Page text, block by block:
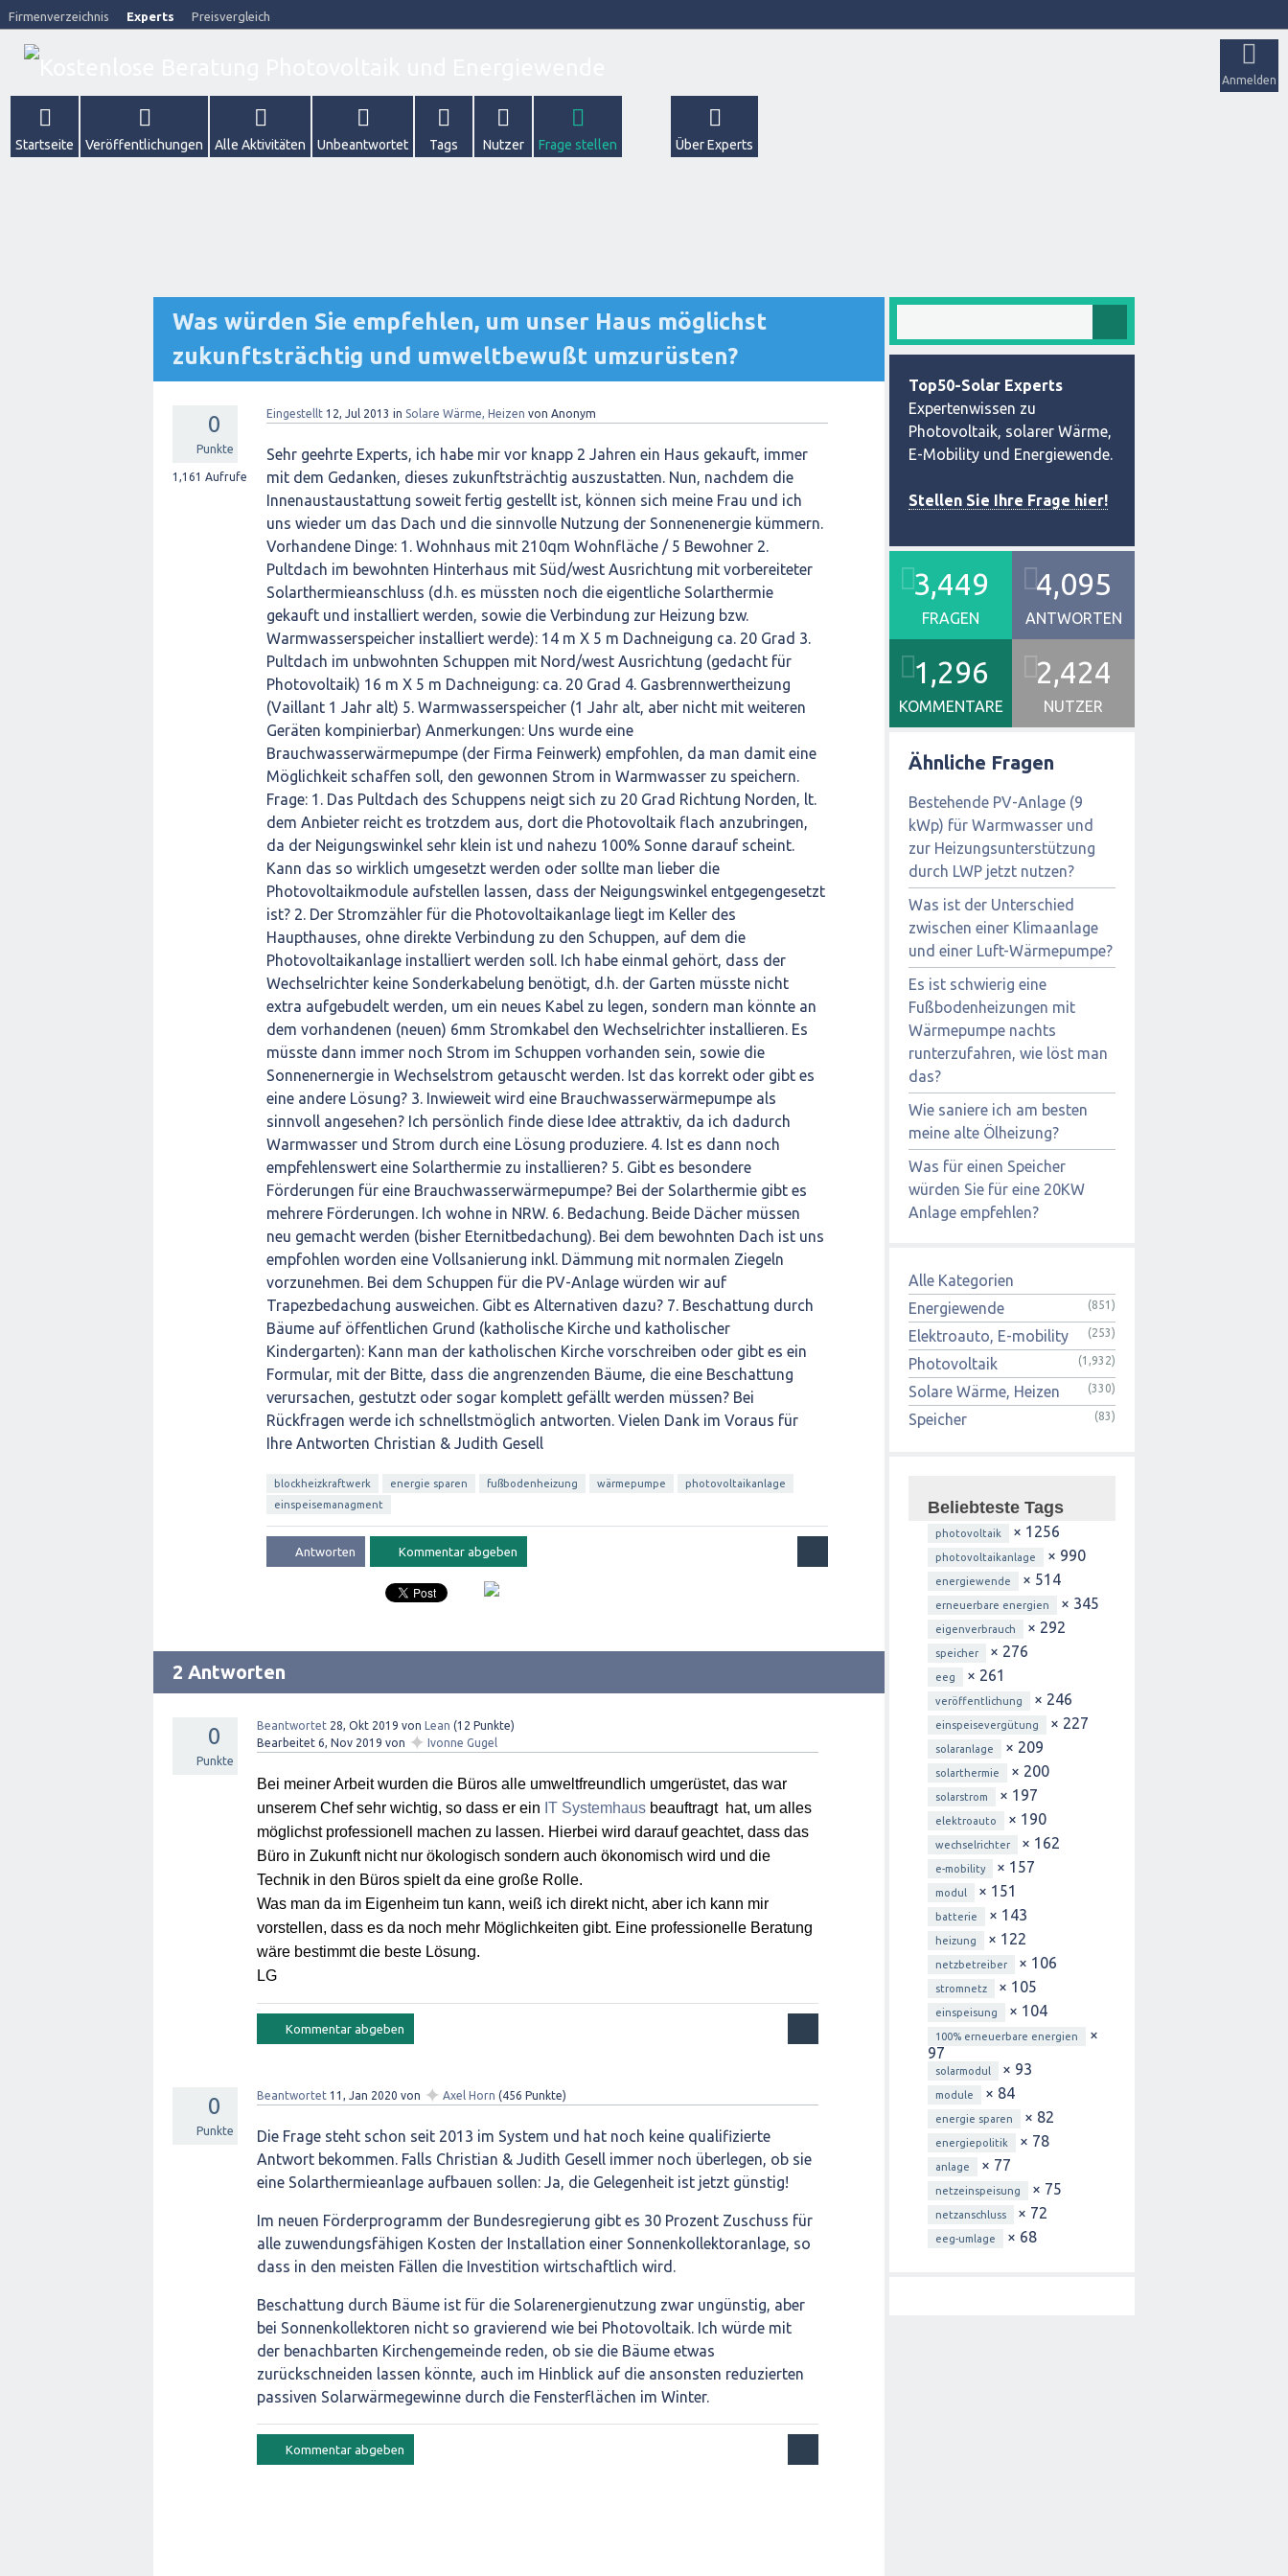
Firmenverzeichnis Experts Preisvergleich
Anmelden
Startseite Veröffentlichungen Alle Aktivitäten Unbeantwortet Tags Nutzer Frage stellen Über Experts
Was würden Sie empfehlen, um unser Haus möglichst
zukunftsträchtig und umweltbewußt umzurüsten?
0
Punkte
1,161 Aufrufe
Eingestellt 12, Jul 2013 in Solare Wärme, Heizen von Anonym
Sehr geehrte Experts, ich habe mir vor knapp 2 Jahren ein Haus gekauft, immer
mit dem Gedanken, dieses zukunftsträchtig auszustatten. Nun, nachdem die
Innenaustaustattung soweit fertig gestellt ist, können sich meine Frau und ich
uns wieder um das Dach und die sinnvolle Nutzung der Sonnenenergie kümmern.
Vorhandene Dinge: 1. Wohnhaus mit 210qm Wohnfläche / 5 Bewohner 2.
Pultdach im bewohnten Hinterhaus mit Süd/west Ausrichtung mit vorbereiteter
Solarthermieanschluss (d.h. es müssten noch die eigentliche Solarthermie
gekauft und installiert werden, sowie die Verbindung zur Heizung bzw.
Warmwasserspeicher installiert werde): 14 m X 5 m Dachneigung ca. 20 Grad 3.
Pultdach im unbwohnten Schuppen mit Nord/west Ausrichtung (gedacht für
Photovoltaik) 16 m X 5 m Dachneigung: ca. 20 Grad 4. Gasbrennwertheizung
(Vaillant 1 Jahr alt) 5. Warmwasserspeicher (1 Jahr alt, aber nicht mit weiteren
Geräten kompinierbar) Anmerkungen: Uns wurde eine
Brauchwasserwärmepumpe (der Firma Feinwerk) empfohlen, da man damit eine
Möglichkeit schaffen soll, den gewonnen Strom in Warmwasser zu speichern.
Frage: 1. Das Pultdach des Schuppens neigt sich zu 20 Grad Richtung Norden, lt.
dem Anbieter reicht es trotzdem aus, dort die Photovoltaik flach anzubringen,
da der Neigungswinkel sehr klein ist und nahezu 100% Sonne darauf scheint.
Kann das so wirklich umgesetzt werden oder sollte man lieber die
Photovoltaikmodule aufstellen lassen, dass der Neigungswinkel entgegengesetzt
ist? 2. Der Stromzähler für die Photovoltaikanlage liegt im Keller des
Haupthauses, ohne direkte Verbindung zu den Schuppen, auf dem die
Photovoltaikanlage installiert werden soll. Ich habe einmal gehört, dass der
Wechselrichter keine Sonderkabelung benötigt, d.h. der Garten müsste nicht
extra aufgebudelt werden, um ein neues Kabel zu legen, sondern man könnte an
dem vorhandenen (neuen) 6mm Stromkabel den Wechselrichter installieren. Es
müsste dann immer noch Strom im Schuppen vorhanden sein, sowie die
Sonnenernergie in Wechselstrom getauscht werden. Ist das korrekt oder gibt es
eine andere Lösung? 3. Inwieweit wird eine Brauchwasserwärmepumpe als
sinnvoll angesehen? Ich persönlich finde diese Idee attraktiv, da ich dadurch
Warmwasser und Strom durch eine Lösung produziere. 4. Ist es dann noch
empfehlenswert eine Solarthermie zu installieren? 5. Gibt es besondere
Förderungen für eine Brauchwasserwärmepumpe? Bei der Solarthermie gibt es
mehrere Förderungen. Ich wohne in NRW. 6. Bedachung. Beide Dächer müssen
neu gemacht werden (bisher Eternitbedachung). Bei dem bewohnten Dach ist uns
empfohlen worden eine Vollsanierung inkl. Dämmung mit normalen Ziegeln
vorzunehmen. Bei dem Schuppen für die PV-Anlage würden wir auf
Trapezbedachung ausweichen. Gibt es Alternativen dazu? 7. Beschattung durch
Bäume auf öffentlichen Grund (katholische Kirche und katholischer
Kindergarten): Kann man der katholischen Kirche vorschreiben oder gibt es ein
Formular, mit der Bitte, dass die angrenzenden Bäume, die eine Beschattung
verursachen, gestutzt oder sogar komplett gefällt werden müssen? Bei
Rückfragen werde ich schnellstmöglich antworten. Vielen Dank im Voraus für
Ihre Antworten Christian & Judith Gesell
blockheizkraftwerk energie sparen fußbodenheizung wärmepumpe
photovoltaikanlage
einspeisemanagment
2 Antworten
0
Punkte
Beantwortet 28, Okt 2019 von Lean (12 Punkte)
Bearbeitet 6, Nov 2019 von ✦ Ivonne Gugel
Bei meiner Arbeit wurden die Büros alle umweltfreundlich umgerüstet, das war
unserem Chef sehr wichtig, so dass er ein IT Systemhaus beauftragt  hat, um alles
möglichst professionell machen zu lassen. Hierbei wird darauf geachtet, dass das
Büro in Zukunft nicht nur ökologisch sondern auch ökonomisch wird und die
Technik in den Büros spielt da eine große Rolle.
Was man da im Eigenheim tun kann, weiß ich direkt nicht, aber ich kann mir
vorstellen, dass es da noch mehr Möglichkeiten gibt. Eine professionelle Beratung
wäre bestimmt die beste Lösung.
LG
0
Punkte
Beantwortet 11, Jan 2020 von ✦ Axel Horn (456 Punkte)
Die Frage steht schon seit 2013 im System und hat noch keine qualifizierte
Antwort bekommen. Falls Christian & Judith Gesell immer noch überlegen, ob sie
eine Solarthermieanlage aufbauen sollen: Ja, die Gelegenheit ist jetzt günstig!
Im neuen Förderprogramm der Bundesregierung gibt es 30 Prozent Zuschuss für
alle zuwendungsfähigen Kosten der Installation einer Sonnenkollektoranlage, so
dass in den meisten Fällen die Investition wirtschaftlich wird.
Beschattung durch Bäume ist für die Solarenergienutzung zwar ungünstig, aber
bei Sonnenkollektoren nicht so gravierend wie bei Photovoltaik. Ich würde mit
der benachbarten Kirchengemeinde reden, ob sie die Bäume etwas
zurückschneiden lassen könnte, auch im Hinblick auf die ansonsten reduzierten
passiven Solarwärmegewinne durch die Fensterflächen im Winter.
Top50-Solar Experts
Expertenwissen zu
Photovoltaik, solarer Wärme,
E-Mobility und Energiewende.
Stellen Sie Ihre Frage hier!
3,449
FRAGEN
4,095
ANTWORTEN
1,296
KOMMENTARE
2,424
NUTZER
Ähnliche Fragen
Bestehende PV-Anlage (9
kWp) für Warmwasser und
zur Heizungsunterstützung
durch LWP jetzt nutzen?
Was ist der Unterschied
zwischen einer Klimaanlage
und einer Luft-Wärmepumpe?
Es ist schwierig eine
Fußbodenheizungen mit
Wärmepumpe nachts
runterzufahren, wie löst man
das?
Wie saniere ich am besten
meine alte Ölheizung?
Was für einen Speicher
würden Sie für eine 20KW
Anlage empfehlen?
Alle Kategorien
Energiewende
(851)
Elektroauto, E-mobility (253)
Photovoltaik (1,932)
Solare Wärme, Heizen (330)
Speicher (83)
Beliebteste Tags
photovoltaik × 1256
photovoltaikanlage × 990
energiewende × 514
erneuerbare energien × 345
eigenverbrauch × 292
speicher × 276
eeg × 261
veröffentlichung × 246
einspeisevergütung × 227
solaranlage × 209
solarthermie × 200
solarstrom × 197
elektroauto × 190
wechselrichter × 162
e-mobility × 157
modul × 151
batterie × 143
heizung × 122
netzbetreiber × 106
stromnetz × 105
einspeisung × 104
100% erneuerbare energien
×
97
solarmodul × 93
module × 84
energie sparen × 82
energiepolitik × 78
anlage × 77
netzeinspeisung × 75
netzanschluss × 72
eeg-umlage × 68